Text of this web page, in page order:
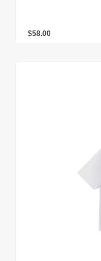
$58.00